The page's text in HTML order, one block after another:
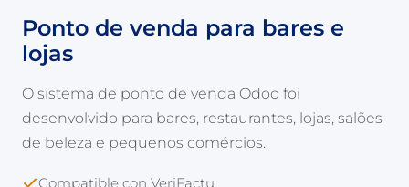
Ponto de venda para bares e
lojas
O sistema de ponto de venda Odoo foi
desenvolvido para bares, restaurantes, lojas, salões
de beleza e pequenos comércios.
Compatible con VeriFactu